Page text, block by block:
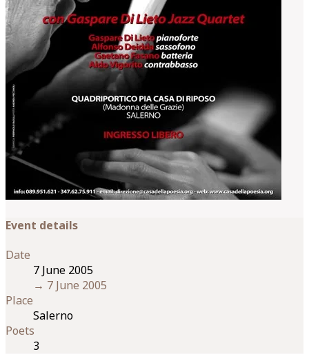
Event details
Date
7 June 2005
→ 7 June 2005
Place
Salerno
Poets
3